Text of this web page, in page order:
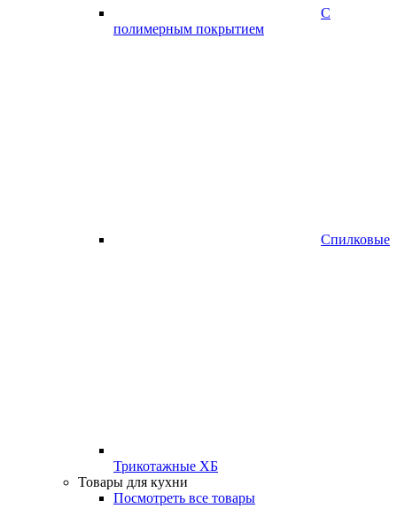
С
полимерным покрытием
Спилковые
Трикотажные ХБ
Товары для кухни
Посмотреть все товары